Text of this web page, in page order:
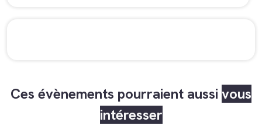
Ces évènements pourraient aussi vous
intéresser